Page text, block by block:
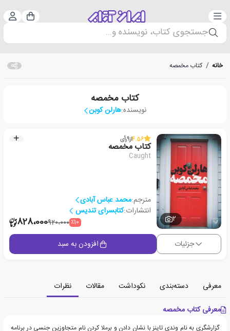
دسته‌بندی سبد
جستجوی کتاب، نویسنده و...
خانه / کتاب مخمصه
کتاب مخمصه
نویسنده:هارلن کوبن
2
4.56از9رأی
کتاب مخمصه
Caught
مترجم:محمد عباس آبادی
انتشارات:کتابسرای تندیس
٪10920،000828،000
جزئیات افزودن به سبد
معرفی دسته‌بندی نکوداشت مقالات
نظرات
معرفی کتاب مخمصه
گزارشگری به نام وندی تاینز با نشان دادن و برملا کردن نام متجاوزین جنسی در برنامه